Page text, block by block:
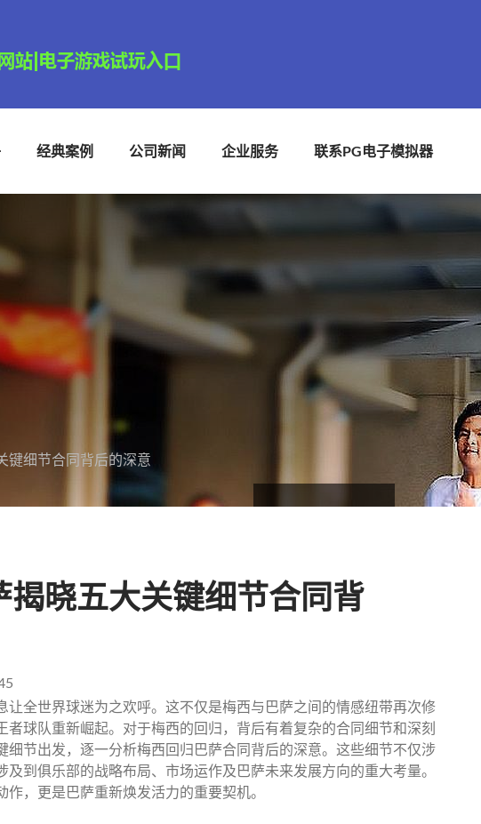
经典案例 公司新闻 企业服务 联系PG电子模拟器
键细节合同背后的深意
揭晓五大关键细节合同背
让全世界球迷为之欢呼。这不仅是梅西与巴萨之间的情感纽带再次修
者球队重新崛起。对于梅西的回归，背后有着复杂的合同细节和深刻
细节出发，逐一分析梅西回归巴萨合同背后的深意。这些细节不仅涉
到俱乐部的战略布局、市场运作及巴萨未来发展方向的重大考量。
，更是巴萨重新焕发活力的重要契机。